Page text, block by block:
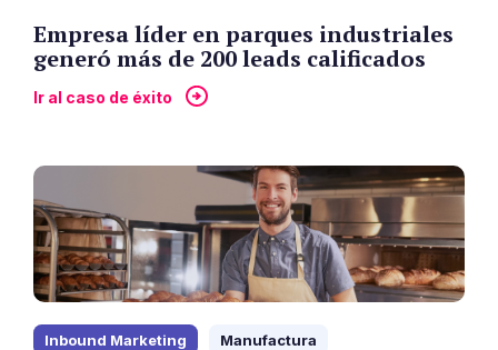
Empresa líder en parques industriales
generó más de 200 leads calificados
Ir al caso de éxito
Inbound Marketing Manufactura